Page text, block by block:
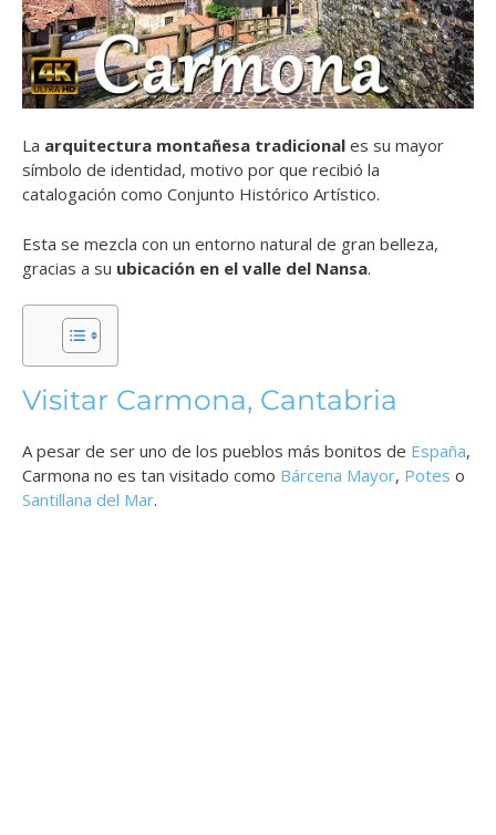
La arquitectura montañesa tradicional es su mayor
símbolo de identidad, motivo por que recibió la
catalogación como Conjunto Histórico Artístico.
Esta se mezcla con un entorno natural de gran belleza,
gracias a su ubicación en el valle del Nansa.
Visitar Carmona, Cantabria
A pesar de ser uno de los pueblos más bonitos de España,
Carmona no es tan visitado como Bárcena Mayor, Potes o
Santillana del Mar.